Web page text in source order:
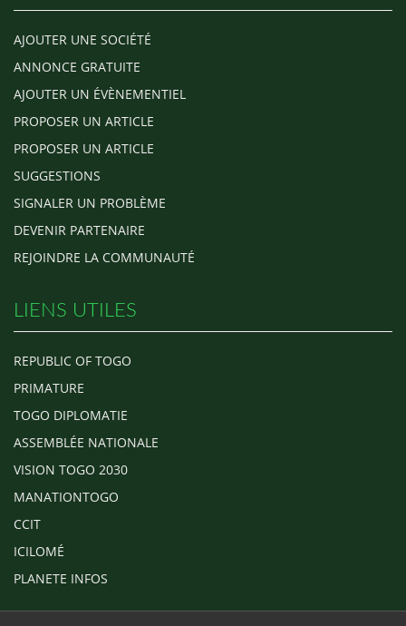
AJOUTER UNE SOCIÉTÉ
ANNONCE GRATUITE
AJOUTER UN ÉVÈNEMENTIEL
PROPOSER UN ARTICLE
PROPOSER UN ARTICLE
SUGGESTIONS
SIGNALER UN PROBLÈME
DEVENIR PARTENAIRE
REJOINDRE LA COMMUNAUTÉ
LIENS UTILES
REPUBLIC OF TOGO
PRIMATURE
TOGO DIPLOMATIE
ASSEMBLÉE NATIONALE
VISION TOGO 2030
MANATIONTOGO
CCIT
ICILOMÉ
PLANETE INFOS